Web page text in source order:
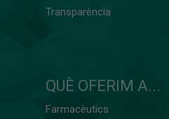
Transparència
QUÈ OFERIM A...
Farmacèutics